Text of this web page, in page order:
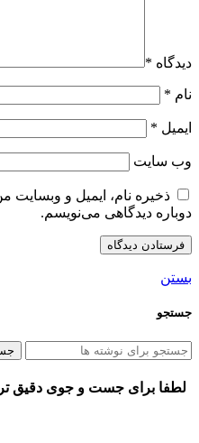
دیدگاه *
نام *
ایمیل *
وب‌ سایت
ذخیره نام، ایمیل و وبسایت
دوباره دیدگاهی می‌نویسم.
بستن
جستجو
لطفا برای جست و جوی دقیق تر